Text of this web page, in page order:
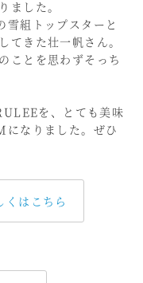
ました。
組トップスターと
てきた壮一帆さん。
ことを思わずそっち
を、とても美味
になりました。ぜひ
はこちら